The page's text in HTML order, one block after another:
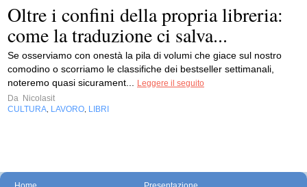
Oltre i confini della propria libreria:
come la traduzione ci salva...
Se osserviamo con onestà la pila di volumi che giace sul nostro
comodino o scorriamo le classifiche dei bestseller settimanali,
noteremo quasi sicurament...
Leggere il seguito
Da Nicolasit
CULTURA LAVORO LIBRI